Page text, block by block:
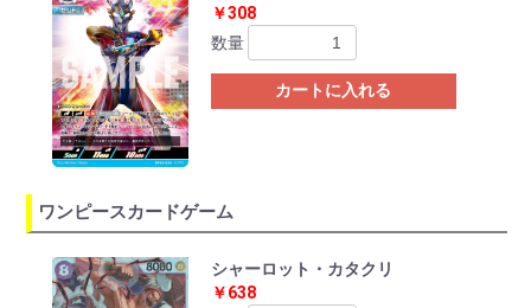
￥308
数量
カートに入れる
ワンピースカードゲーム
シャーロット・カタクリ
￥638
Previous